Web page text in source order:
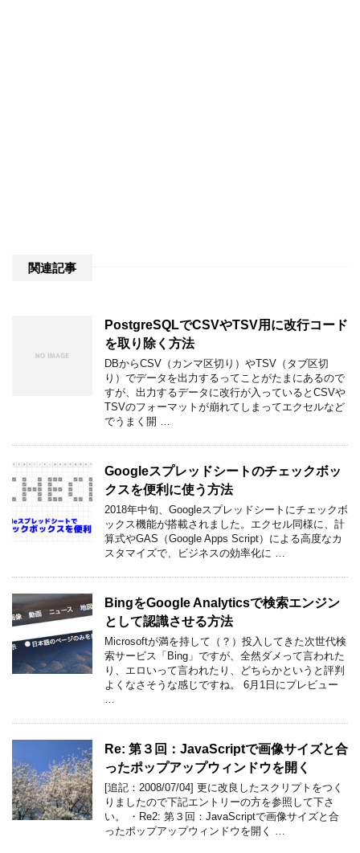
関連記事
PostgreSQLでCSVやTSV用に改行コード
を取り除く方法
DBからCSV（カンマ区切り）やTSV（タブ区切
り）でデータを出力するってことがたまにあるので
すが、出力するデータに改行が入っているとCSVや
TSVのフォーマットが崩れてしまってエクセルなど
でうまく開 …
Googleスプレッドシートのチェックボッ
クスを便利に使う方法
2018年中旬、Googleスプレッドシートにチェックボ
ックス機能が搭載されました。エクセル同様に、計
算式やGAS（Google Apps Script）による高度なカ
スタマイズで、ビジネスの効率化に …
BingをGoogle Analyticsで検索エンジン
として認識させる方法
Microsoftが満を持して（？）投入してきた次世代検
索サービス「Bing」ですが、全然ダメって言われた
り、エロいって言われたり、どちらかというと評判
よくなさそうな感じですね。 6月1日にプレビュー
…
Re: 第３回：JavaScriptで画像サイズと合
ったポップアップウィンドウを開く
[追記：2008/07/04] 更に改良したスクリプトをつく
りましたので下記エントリーの方を参照して下さ
い。 ・Re2: 第３回：JavaScriptで画像サイズと合
ったポップアップウィンドウを開く …